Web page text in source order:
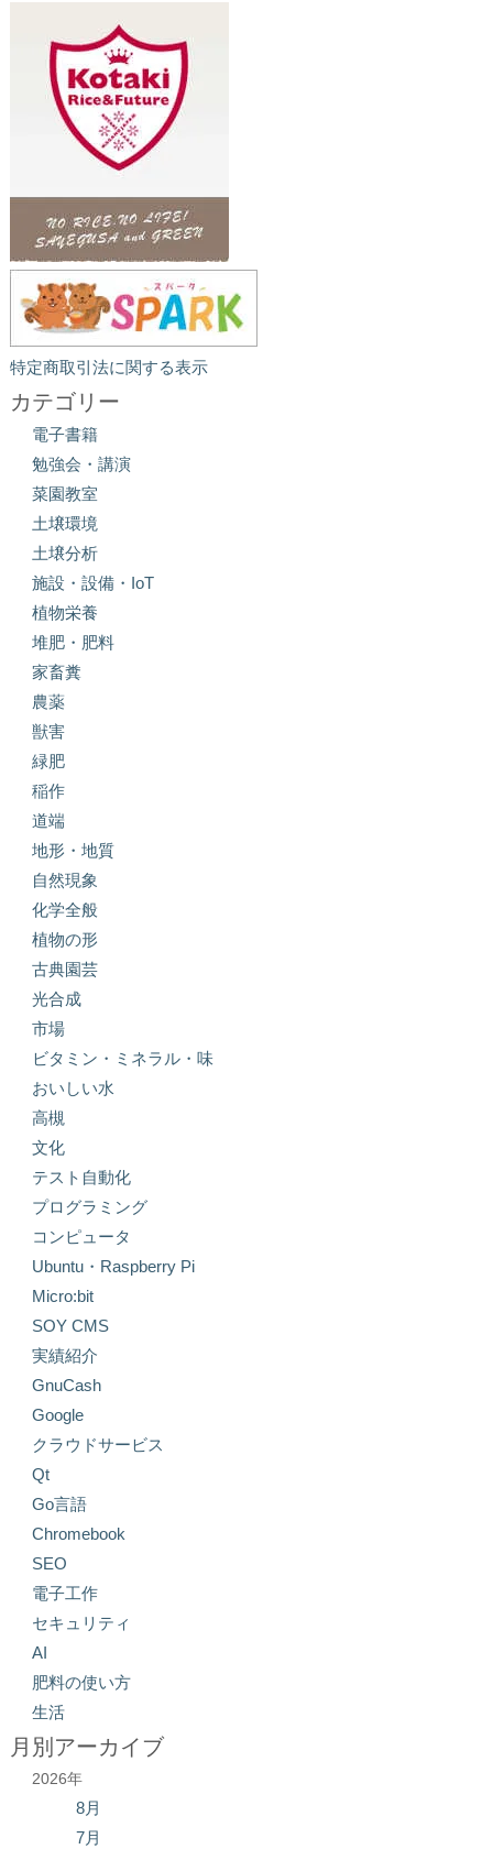
特定商取引法に関する表示
カテゴリー
電子書籍
勉強会・講演
菜園教室
土壌環境
土壌分析
施設・設備・IoT
植物栄養
堆肥・肥料
家畜糞
農薬
獣害
緑肥
稲作
道端
地形・地質
自然現象
化学全般
植物の形
古典園芸
光合成
市場
ビタミン・ミネラル・味
おいしい水
高槻
文化
テスト自動化
プログラミング
コンピュータ
Ubuntu・Raspberry Pi
Micro:bit
SOY CMS
実績紹介
GnuCash
Google
クラウドサービス
Qt
Go言語
Chromebook
SEO
電子工作
セキュリティ
AI
肥料の使い方
生活
月別アーカイブ
2026年
8月
7月